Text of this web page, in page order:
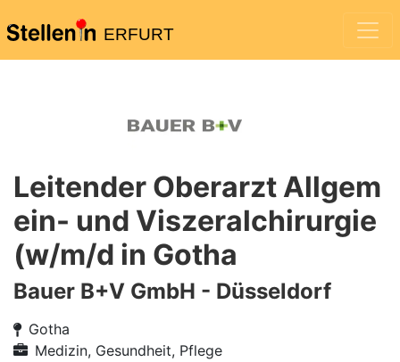
ERFURT
Leitender Oberarzt Allgem
ein- und Viszeralchirurgie
(w/m/d in Gotha
Bauer B+V GmbH - Düsseldorf
Gotha
Medizin, Gesundheit, Pflege